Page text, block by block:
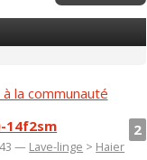
la communauté
2
14f2sm
— Lave-linge > Haier